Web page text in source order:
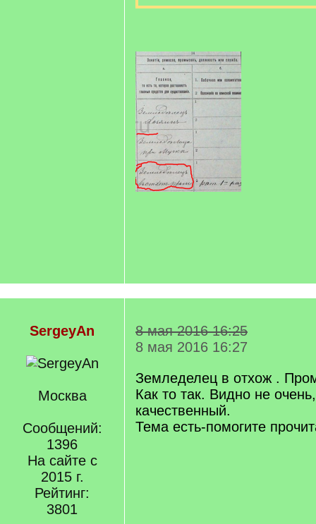
SergeyAn
Москва
Сообщений:
1396
На сайте с
2015 г.
Рейтинг:
3801
8 мая 2016 16:25
8 мая 2016 16:27
Земледелец в отхож .
Как то так. Видно не
качественный.
Тема есть-помогите